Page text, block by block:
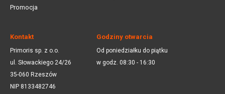
Promocja
Kontakt
Primoris sp. z o.o.
ul. Słowackiego 24/26
35-060 Rzeszów
NIP 8133482746
Godziny otwarcia
Od poniedziałku do piątku
w godz. 08:30 - 16:30